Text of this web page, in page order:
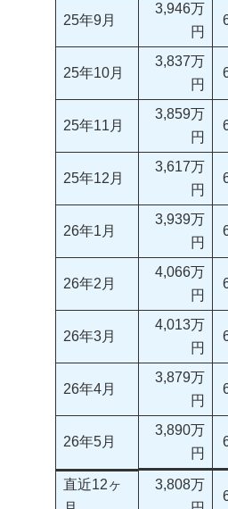
25年9月
3,946万
円
25年10月
3,837万
円
25年11月
3,859万
円
25年12月
3,617万
円
26年1月
3,939万
円
26年2月
4,066万
円
26年3月
4,013万
円
26年4月
3,879万
円
26年5月
3,890万
円
直近12ヶ
3,808万